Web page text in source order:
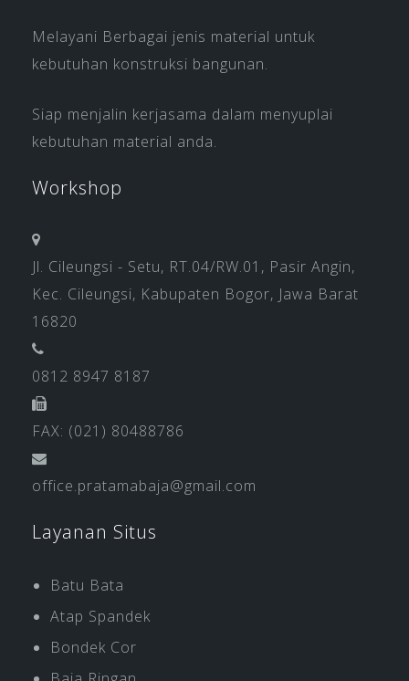
Melayani Berbagai jenis material untuk
kebutuhan konstruksi bangunan.
Siap menjalin kerjasama dalam menyuplai
kebutuhan material anda.
Workshop
Jl. Cileungsi - Setu, RT.04/RW.01, Pasir Angin,
Kec. Cileungsi, Kabupaten Bogor, Jawa Barat
16820
0812 8947 8187
FAX: (021) 80488786
office.pratamabaja@gmail.com
Layanan Situs
Batu Bata
Atap Spandek
Bondek Cor